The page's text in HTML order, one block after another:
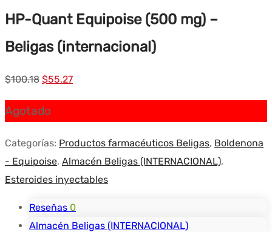
HP-Quant Equipoise (500 mg) –
Beligas (internacional)
$100.18 El
original
$55.27El
Agotado
Categorías: Productos farmacéuticos Beligas, Boldenona
- Equipoise, Almacén Beligas (INTERNACIONAL),
Esteroides inyectables
Reseñas 0
Almacén Beligas (INTERNACIONAL)